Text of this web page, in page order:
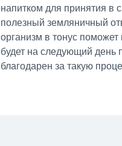
напитком для принятия в
полезный земляничный
организм в тонус
будет на следующий день
благодарен за такую